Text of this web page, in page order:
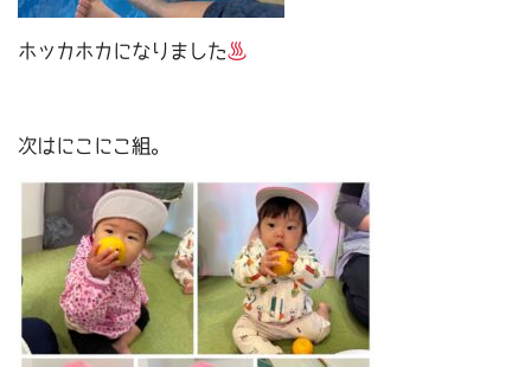
ホッカホカになりました
次はにこにこ組。